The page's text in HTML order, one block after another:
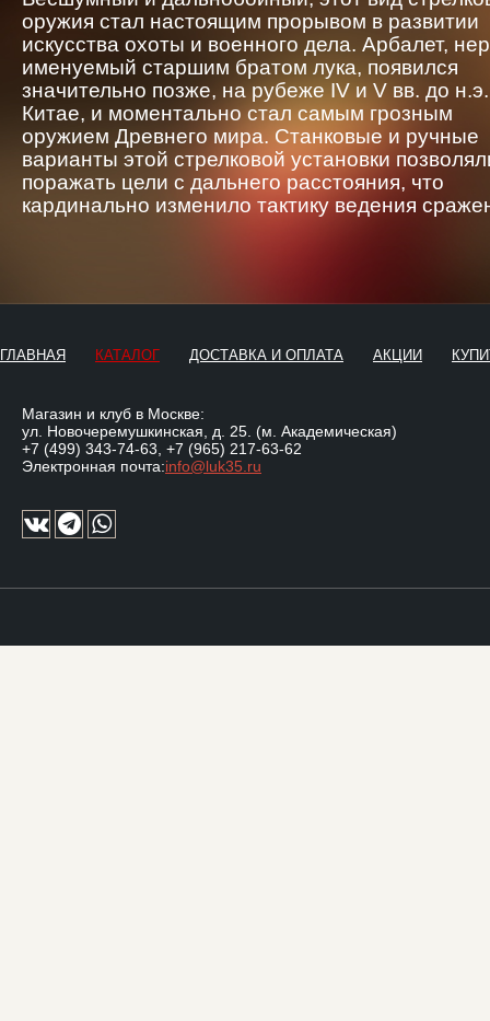
оружия стал настоящим прорывом в развитии
искусства охоты и военного дела. Арбалет,
именуемый старшим братом лука, появился
значительно позже, на рубеже IV и V вв. до
Китае, и моментально стал самым грозным
оружием Древнего мира. Станковые и ручные
варианты этой стрелковой установки
поражать цели с дальнего расстояния, что
кардинально изменило тактику ведения
ГЛАВНАЯ КАТАЛОГ ДОСТАВКА И ОПЛАТА АКЦИИ
Магазин и клуб в Москве:
ул. Новочеремушкинская, д. 25. (м. Академическая)
+7 (499) 343-74-63 +7 (965) 217-63-62
Электронная почта:info@luk35.ru